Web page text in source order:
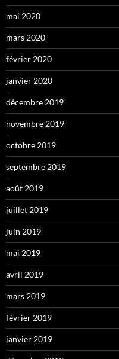
mai 2020
mars 2020
février 2020
janvier 2020
décembre 2019
novembre 2019
octobre 2019
septembre 2019
août 2019
juillet 2019
juin 2019
mai 2019
avril 2019
mars 2019
février 2019
janvier 2019